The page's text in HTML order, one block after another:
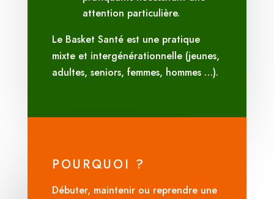
attention particulière.
Le Basket Santé est une pratique
mixte et intergénérationnelle (jeunes,
adultes, seniors, femmes, hommes …).
POURQUOI ?
Débuter, maintenir ou reprendre une